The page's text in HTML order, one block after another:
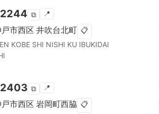
⧉ 📍
市西区 井吹台北町 📋
KOBE SHI NISHI KU IBUKIDAI
⧉ 📍
市西区 岩岡町西脇 📋